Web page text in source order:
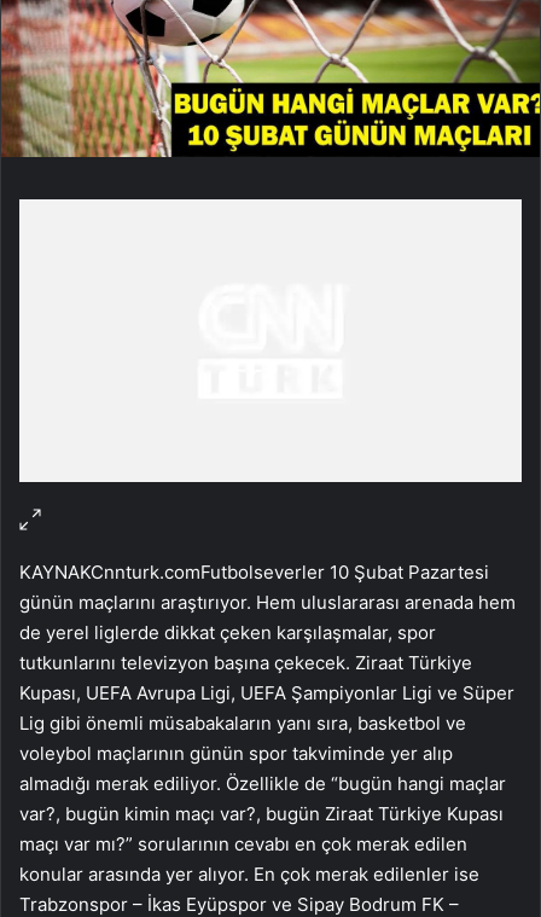
KAYNAKCnnturk.comFutbolseverler 10 Şubat Pazartesi
günün maçlarını araştırıyor. Hem uluslararası arenada hem
de yerel liglerde dikkat çeken karşılaşmalar, spor
tutkunlarını televizyon başına çekecek. Ziraat Türkiye
Kupası, UEFA Avrupa Ligi, UEFA Şampiyonlar Ligi ve Süper
Lig gibi önemli müsabakaların yanı sıra, basketbol ve
voleybol maçlarının günün spor takviminde yer alıp
almadığı merak ediliyor. Özellikle de “bugün hangi maçlar
var?, bugün kimin maçı var?, bugün Ziraat Türkiye Kupası
maçı var mı?” sorularının cevabı en çok merak edilen
konular arasında yer alıyor. En çok merak edilenler ise
Trabzonspor – İkas Eyüpspor ve Sipay Bodrum FK –